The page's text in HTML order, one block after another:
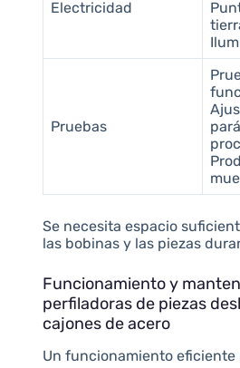
Electricidad
Pruebas
Se necesita espacio
las bobinas y las piezas
Funcionamiento y
perfiladoras de piezas
cajones de acero
Un funcionamiento eficiente